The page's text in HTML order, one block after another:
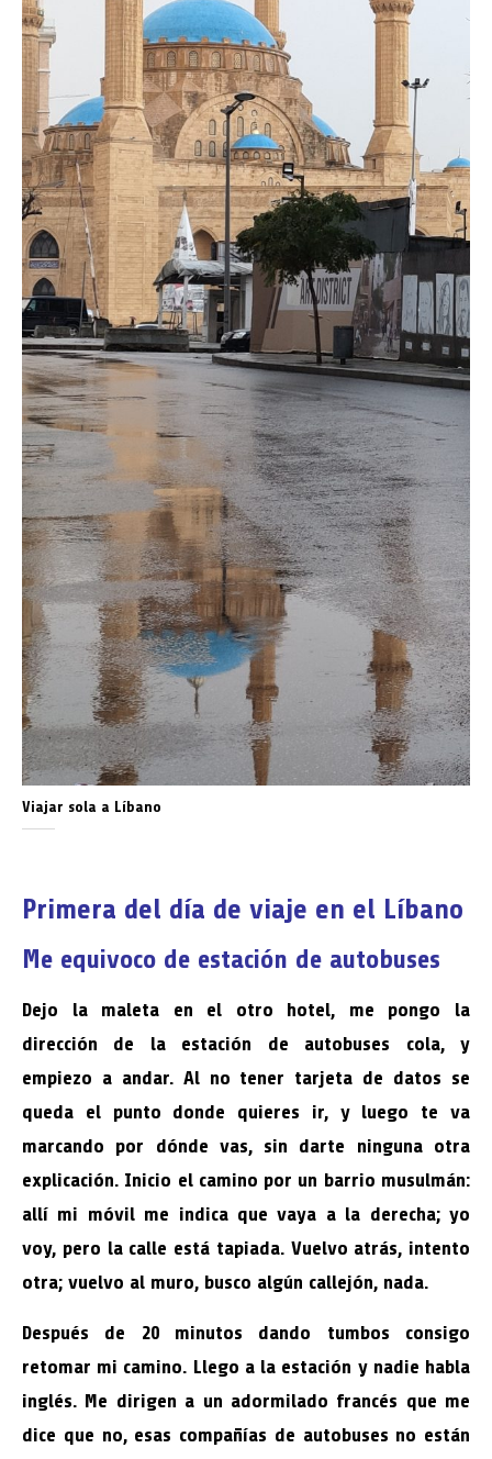
Viajar sola a Líbano
Primera del día de viaje en el Líbano
Me equivoco de estación de autobuses
Dejo la maleta en el otro hotel, me pongo la
dirección de la estación de autobuses cola, y
empiezo a andar. Al no tener tarjeta de datos se
queda el punto donde quieres ir, y luego te va
marcando por dónde vas, sin darte ninguna otra
explicación. Inicio el camino por un barrio musulmán:
allí mi móvil me indica que vaya a la derecha; yo
voy, pero la calle está tapiada. Vuelvo atrás, intento
otra; vuelvo al muro, busco algún callejón, nada.
Después de 20 minutos dando tumbos consigo
retomar mi camino. Llego a la estación y nadie habla
inglés. Me dirigen a un adormilado francés que me
dice que no, esas compañías de autobuses no están